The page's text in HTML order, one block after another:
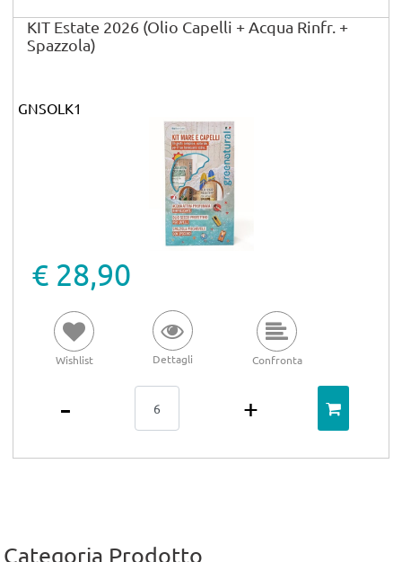
KIT Estate 2026 (Olio Capelli + Acqua Rinfr. +
Spazzola)
GNSOLK1
€ 28,90
Wishlist Dettagli Confronta
Categoria Prodotto